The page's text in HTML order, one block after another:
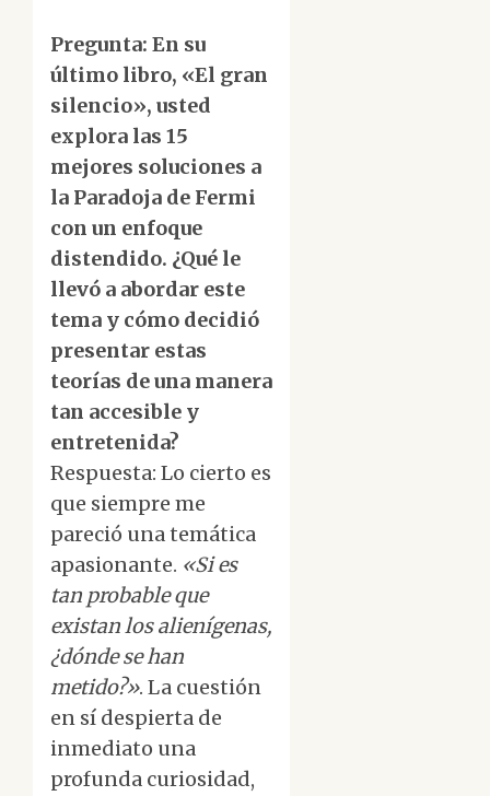
Pregunta: En su
último libro, «El gran
silencio», usted
explora las 15
mejores soluciones a
la Paradoja de Fermi
con un enfoque
distendido. ¿Qué le
llevó a abordar este
tema y cómo decidió
presentar estas
teorías de una manera
tan accesible y
entretenida?
Respuesta: Lo cierto es
que siempre me
pareció una temática
apasionante. «Si es
tan probable que
existan los alienígenas,
¿dónde se han
metido?». La cuestión
en sí despierta de
inmediato una
profunda curiosidad,